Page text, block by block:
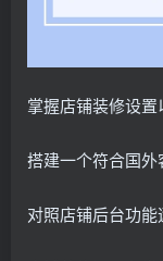
掌握店铺装修设
搭建一个符合国
对照店铺后台功